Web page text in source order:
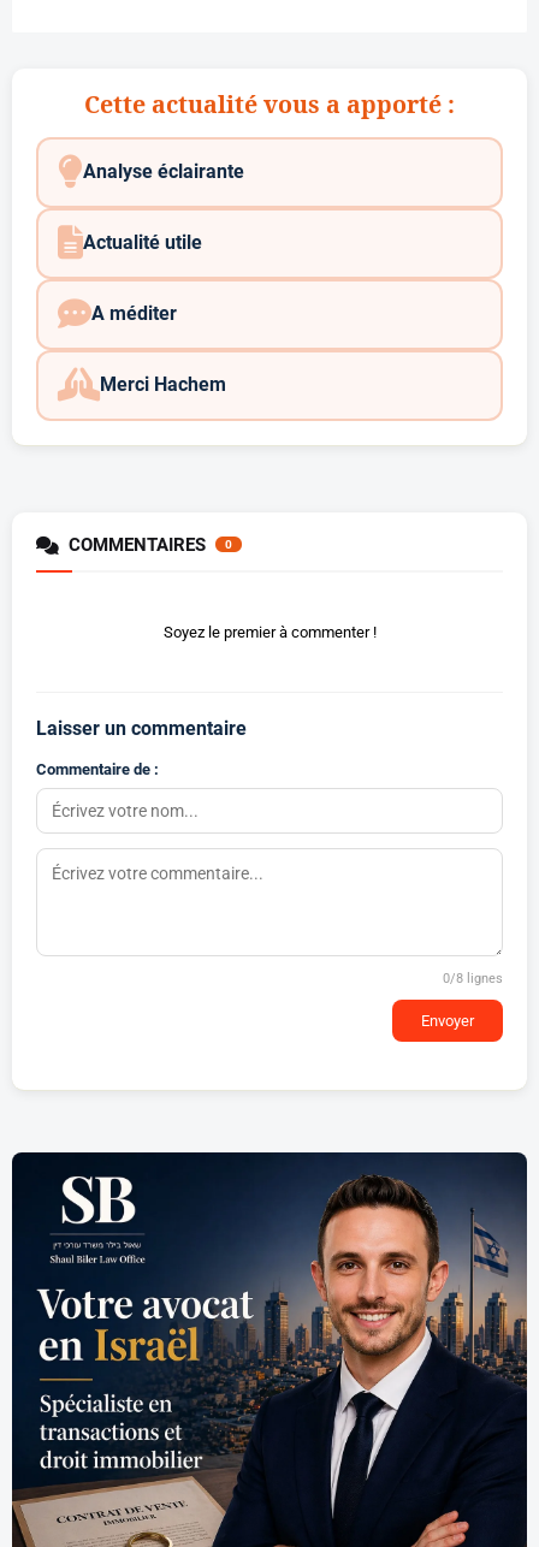
Cette actualité vous a apporté :
Analyse éclairante
Actualité utile
A méditer
Merci Hachem
COMMENTAIRES 0
Soyez le premier à commenter !
Laisser un commentaire
Commentaire de :
0/8 lignes
Envoyer